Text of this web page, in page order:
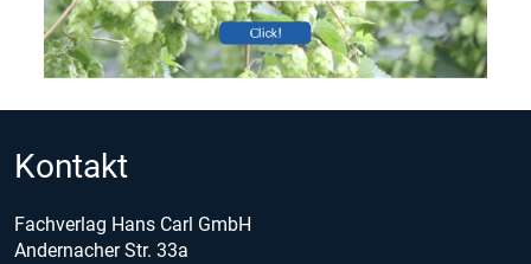
Kontakt
Fachverlag Hans Carl GmbH
Andernacher Str. 33a